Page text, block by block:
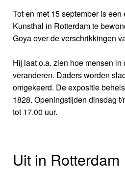
Tot en met 15 september is
Kunsthal in Rotterdam te
Goya over de verschrikkingen
Hij laat o.a. zien hoe mensen
veranderen. Daders worden
omgekeerd. De expositie
1828. Openingstijden dinsdag
tot 17.00 uur.
Uit in Rotterdam